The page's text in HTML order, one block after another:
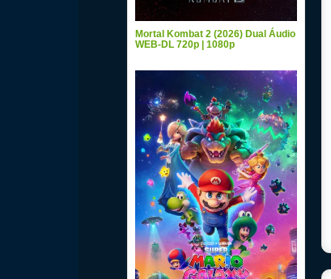
Mortal Kombat 2 (2026) Dual Áudio
WEB-DL 720p | 1080p